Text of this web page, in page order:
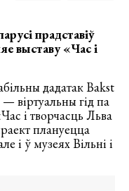
прадставіў
выставу «Час і
дадатак Bakst
віртуальны гід па
і творчасць Льва
плануецца
і ў музеях Вільні і